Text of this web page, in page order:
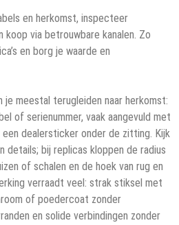
en herkomst, inspecteer
koop via betrouwbare kanalen. Zo
en borg je waarde en
je meestal terugleiden naar herkomst:
of serienummer, vaak aangevuld met
dealersticker onder de zitting. Kijk
details; bij replicas kloppen de radius
of schalen en de hoek van rug en
verraadt veel: strak stiksel met
of poedercoat zonder
en solide verbindingen zonder